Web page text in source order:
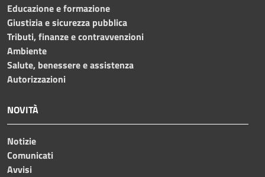
Educazione e formazione
Giustizia e sicurezza pubblica
Tributi, finanze e contravvenzioni
Ambiente
Salute, benessere e assistenza
Autorizzazioni
NOVITÀ
Notizie
Comunicati
Avvisi